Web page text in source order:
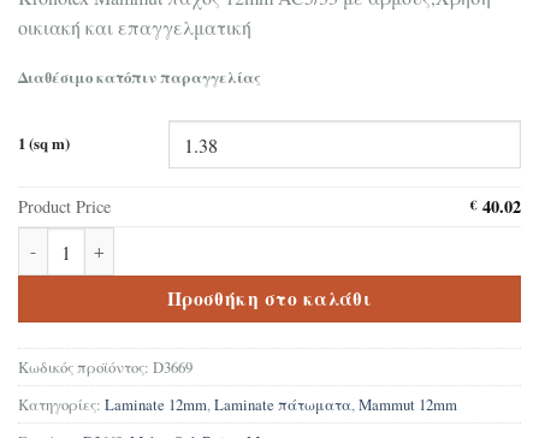
οικιακή και επαγγελματική
Διαθέσιμο κατόπιν παραγγελίας
1 (sq m)
Product Price €40.02
Προσθήκη στο καλάθι
Κωδικός προϊόντος: D3669
Κατηγορίες: Laminate 12mm,Laminate πάτωματα,Mammut 12mm